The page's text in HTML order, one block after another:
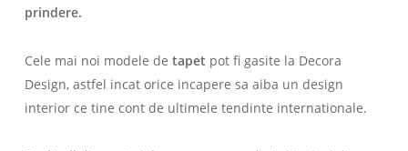
prindere.
Cele mai noi modele de tapet pot fi gasite la Decora
Design, astfel incat orice incapere sa aiba un design
interior ce tine cont de ultimele tendinte internationale.